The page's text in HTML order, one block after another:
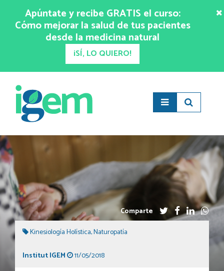
Apúntate y recibe GRATIS el curso:
Cómo mejorar la salud de tus pacientes
desde la medicina natural
¡SÍ, LO QUIERO!
Comparte
Kinesiología Holística,Naturopatía
Institut IGEM 11/05/2018